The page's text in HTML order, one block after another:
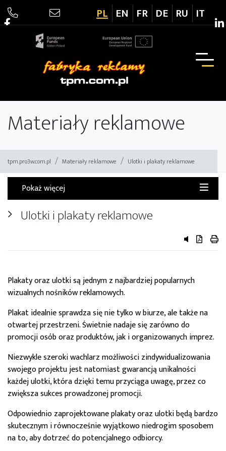
PL EN FR DE RU IT
Drukarnia TPM
Materiały reklamowe
tpm.pro3w.com.pl Materiały reklamowe Ulotki i plakaty reklamowe
Pokaż więcej
Ulotki i plakaty reklamowe
przycisk
Plakaty oraz ulotki są jednym z najbardziej popularnych
wizualnych nośników reklamowych.
Plakat idealnie sprawdza się nie tylko w biurze, ale także na
otwartej przestrzeni. Świetnie nadaje się zarówno do
promocji osób oraz produktów, jak i organizowanych imprez.
Niezwykle szeroki wachlarz możliwości zindywidualizowania
swojego projektu jest natomiast gwarancją unikalności
każdej ulotki, która dzięki temu przyciąga uwagę, przez co
zwiększa sukces prowadzonej promocji.
Odpowiednio zaprojektowane plakaty orazulotki będą bardzo
skutecznym i równocześnie wyjątkowo niedrogim sposobem
na to, aby dotrzeć do potencjalnego odbiorcy.